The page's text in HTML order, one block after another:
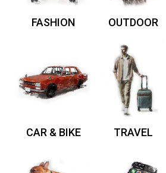
FASHION OUTDOOR
CAR & BIKE TRAVEL